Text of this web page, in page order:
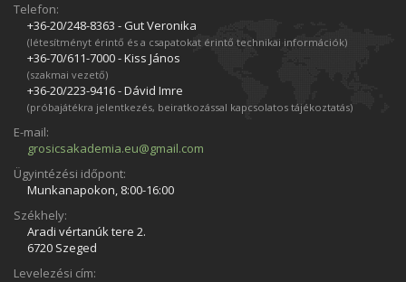
Telefon:
+36-20/248­-8363 - Gut Veronika
(létesítményt érintő és a csapatokat érintő technikai információk)
+36-70/611­-7000 - Kiss János
(szakmai vezető)
+36-20/223­-9416 - Dávid Imre
(próbajátékra jelentkezés, beiratkozással kapcsolatos tájékoztatás)
E-mail:
grosicsakademia.eu@gmail.com
Ügyintézési időpont:
Munkanapokon, 8:00-16:00
Székhely:
Aradi vértanúk tere 2.
6720 Szeged
Levelezési cím: